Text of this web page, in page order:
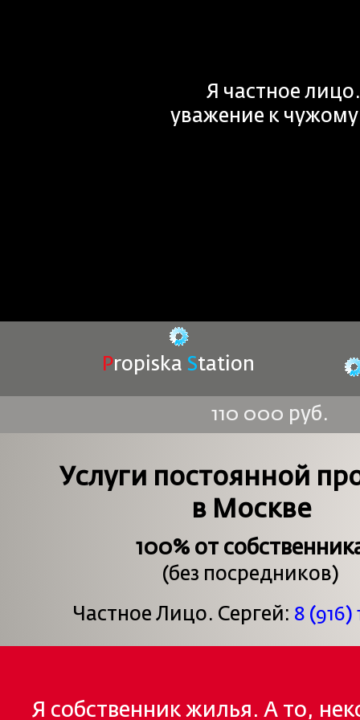
Я частное
уважение к
Propiska Station
110 000 руб.
Услуги постоянной
в Москве
100% от
(без посредников)
Частное Лицо. Сергей: 8 (916)
Я собственник жилья. А то,